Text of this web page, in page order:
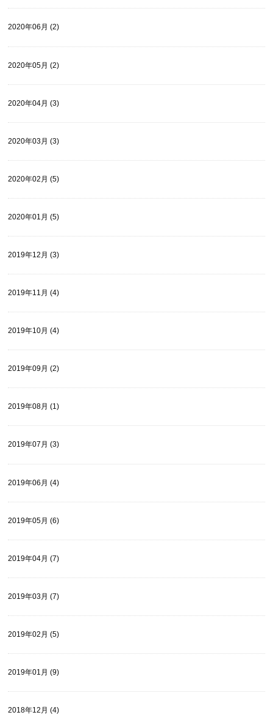
2020年06月 (2)
2020年05月 (2)
2020年04月 (3)
2020年03月 (3)
2020年02月 (5)
2020年01月 (5)
2019年12月 (3)
2019年11月 (4)
2019年10月 (4)
2019年09月 (2)
2019年08月 (1)
2019年07月 (3)
2019年06月 (4)
2019年05月 (6)
2019年04月 (7)
2019年03月 (7)
2019年02月 (5)
2019年01月 (9)
2018年12月 (4)